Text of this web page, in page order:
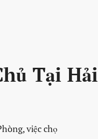
Tại
việc chọ